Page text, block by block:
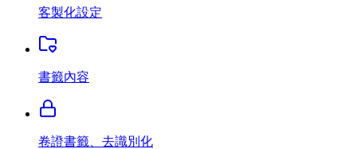
客製化設定
書籤內容
卷證書籤、去識別化